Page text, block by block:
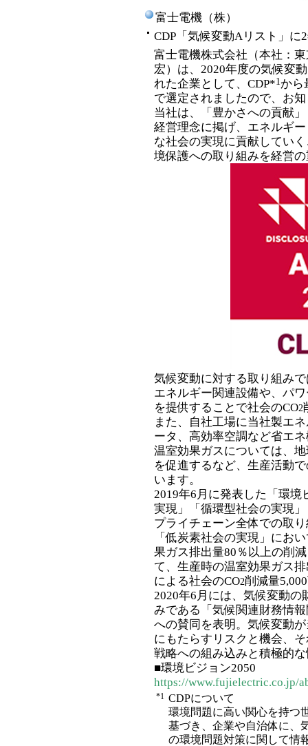
富士電機（株）
CDP「気候変動Aリスト」に
富士電機株式会社（本社：
宏）は、2020年度の気候変
れた企業として、CDP*1から
で選定されましたので、お
当社は、「豊かさへの貢献
経営理念に掲げ、エネルギ
な社会の実現に貢献してい
境保護への取り組みを経営
気候変動に対する取り組み
エネルギー関連設備や、パ
を提供することで社会のCO2
また、自社工場に当社製エ
ータ、高効率空調など省エ
温室効果ガスについては、
を促進するなど、生産活動
います。
2019年6月に発表した「環境
実現」「循環型社会の実現
プライチェーン全体での取
「低炭素社会の実現」にお
果ガス排出量80％以上の削
て、生産時の温室効果ガス
による社会のCO2削減量
2020年6月には、気候変動
みである「気候関連財務情
への賛同を表明。気候変動
にもたらすリスクと機会、
戦略への組み込みと積極的
■環境ビジョン2050
https://www.fujielectric.co.jp/
*1 CDPについて
環境問題に高い関心を持つ
基づき、企業や自治体に、
の環境問題対策に関して情